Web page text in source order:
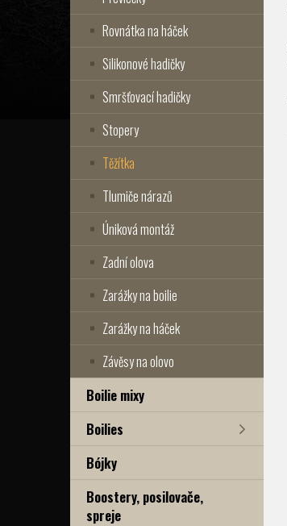
Rovnátka na háček
Silikonové hadičky
Smršťovací hadičky
Stopery
Těžítka
Tlumiče nárazů
Úniková montáž
Zadní olova
Zarážky na boilie
Zarážky na háček
Závěsy na olovo
Boilie mixy
Boilies
Bójky
Boostery, posilovače,
spreje